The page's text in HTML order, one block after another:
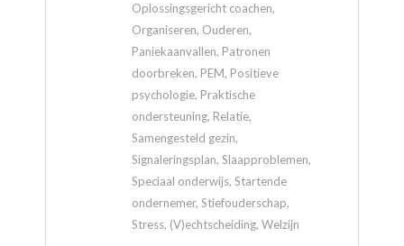
Oplossingsgericht coachen,
Organiseren, Ouderen,
Paniekaanvallen, Patronen
doorbreken, PEM, Positieve
psychologie, Praktische
ondersteuning, Relatie,
Samengesteld gezin,
Signaleringsplan, Slaapproblemen,
Speciaal onderwijs, Startende
ondernemer, Stiefouderschap,
Stress, (V)echtscheiding, Welzijn